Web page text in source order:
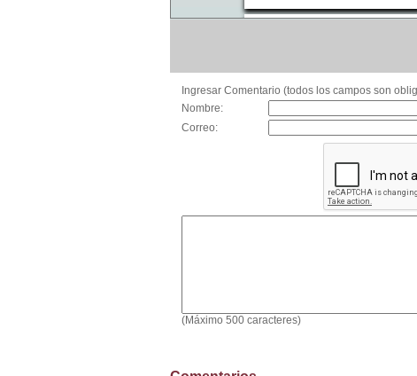
Ingresar Comentario (todos los campos son
Nombre:
Correo:
(Máximo 500 caracteres)